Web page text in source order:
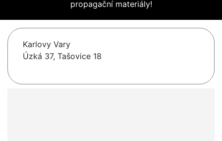
propagační materiály!
Karlovy Vary
Úzká 37, Tašovice 18